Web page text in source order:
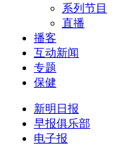
系列节目
直播
播客
互动新闻
专题
保健
新明日报
早报俱乐部
电子报